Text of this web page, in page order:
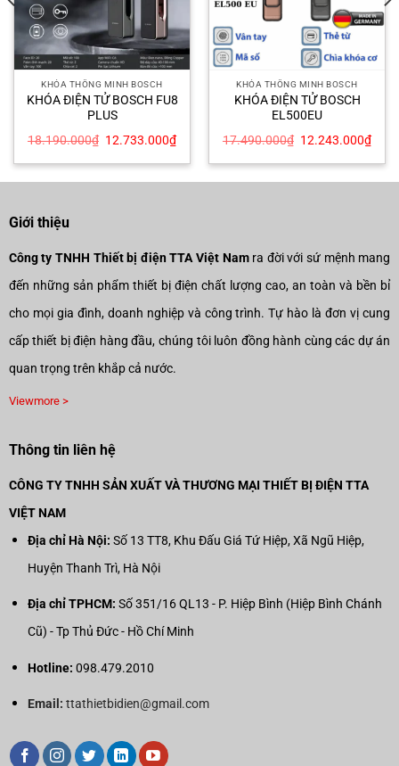
KHÓA THÔNG MINH BOSCH
KHÓA ĐIỆN TỬ BOSCH FU8
PLUS
18.190.000₫ Giá
là:
12.733.000₫Giá
hiện
tại
12.733.000₫.
KHÓA THÔNG MINH BOSCH
KHÓA ĐIỆN TỬ BOSCH
EL500EU
17.490.000₫ Giá
là:
12.243.000₫Giá
hiện
tại
Giới thiệu
Công ty TNHH Thiết bị điện TTA Việt Namra đời với sứ mệnh mang
đến những sản phẩm thiết bị điện chất lượng cao, an toàn và bền bỉ
cho mọi gia đình, doanh nghiệp và công trình. Tự hào là đơn vị cung
cấp thiết bị điện hàng đầu, chúng tôi luôn đồng hành cùng các dự án
quan trọng trên khắp cả nước.
Viewmore >
Thông tin liên hệ
CÔNG TY TNHH SẢN XUẤT VÀ THƯƠNG MẠI THIẾT BỊ ĐIỆN TTA
VIỆT NAM
Địa chỉ Hà Nội: Số 13 TT8, Khu Đấu Giá Tứ Hiệp, Xã Ngũ Hiệp,
Huyện Thanh Trì, Hà Nội
Địa chỉ TPHCM: Số 351/16 QL13 - P. Hiệp Bình (Hiệp Bình Chánh
Cũ) - Tp Thủ Đức - Hồ Chí Minh
Hotline: 098.479.2010
Email: ttathietbidien@gmail.com